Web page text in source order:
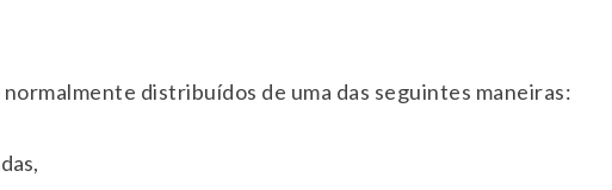
distribuídos de uma das seguintes maneiras: